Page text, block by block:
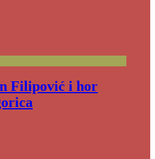
Filipović i hor